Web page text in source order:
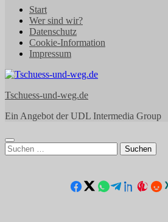
Start
Wer sind wir?
Datenschutz
Cookie-Information
Impressum
Tschuess-und-weg.de
Ein Angebot der UDL Intermedia Group
Suchen
nach: